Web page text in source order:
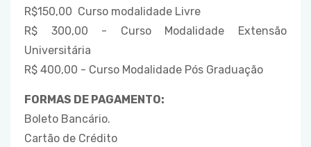
R$150,00 Curso modalidade Livre
R$ 300,00 - Curso Modalidade Extensão
Universitária
R$ 400,00 - Curso Modalidade Pós Graduação
FORMAS DE PAGAMENTO:
Boleto Bancário.
Cartão de Crédito